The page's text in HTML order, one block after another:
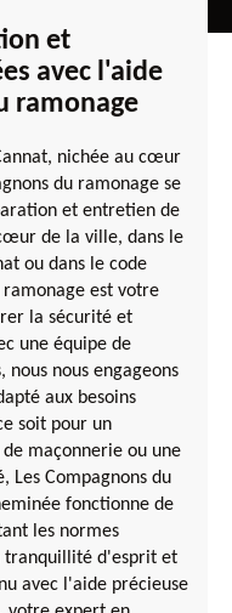
et
avec l'aide
ramonage
nichée au cœur
du ramonage se
et entretien de
de la ville, dans le
ou dans le code
ramonage est votre
la sécurité et
une équipe de
nous nous engageons
aux besoins
soit pour un
maçonnerie ou une
Les Compagnons du
fonctionne de
les normes
tranquillité d'esprit et
avec l'aide précieuse